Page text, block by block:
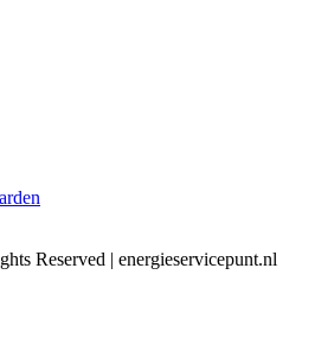
Reserved | energieservicepunt.nl